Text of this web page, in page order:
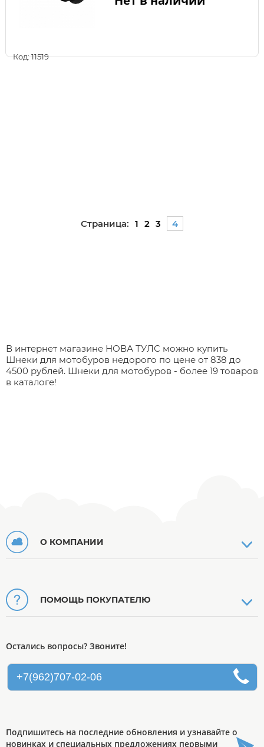
Код: 11519
Страница: 1 2 3 4
В интернет магазине НОВА ТУЛС можно купить
Шнеки для мотобуров недорого по цене от 838 до
4500 рублей. Шнеки для мотобуров - более 19 товаров
в каталоге!
О КОМПАНИИ
ПОМОЩЬ ПОКУПАТЕЛЮ
Остались вопросы? Звоните!
+7(962)707-02-06
Подпишитесь на последние обновления и узнавайте о
новинках и специальных предложениях первыми